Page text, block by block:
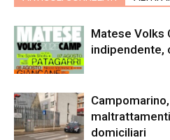
Matese Volks
indipendente,
domiciliari